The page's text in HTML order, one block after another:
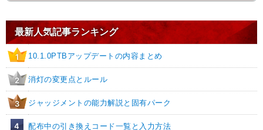
最新人気記事ランキング
1 10.1.0PTBアップデートの内容まとめ
2 消灯の変更点とルール
3 ジャッジメントの能力解説と固有パーク
4 配布中の引き換えコード一覧と入力方法